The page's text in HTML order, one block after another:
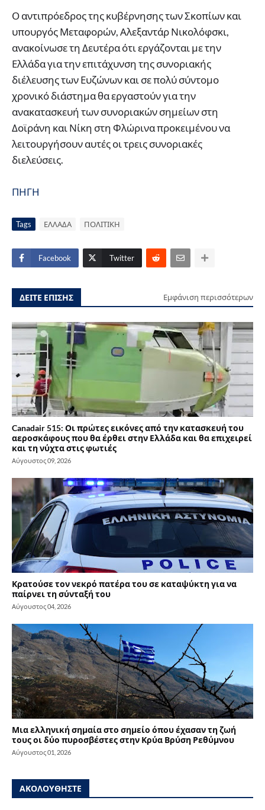
Ο αντιπρόεδρος της κυβέρνησης των Σκοπίων και
υπουργός Μεταφορών, Αλεξαντάρ Νικολόφσκι,
ανακοίνωσε τη Δευτέρα ότι εργάζονται με την
Ελλάδα για την επιτάχυνση της συνοριακής
διέλευσης των Ευζώνων και σε πολύ σύντομο
χρονικό διάστημα θα εργαστούν για την
ανακατασκευή των συνοριακών σημείων στη
Δοϊράνη και Νίκη στη Φλώρινα προκειμένου να
λειτουργήσουν αυτές οι τρεις συνοριακές
διελεύσεις.
ΠΗΓΗ
Tags ΕΛΛΑΔΑ ΠΟΛΙΤΙΚΗ
Facebook Twitter
ΔΕΙΤΕ ΕΠΙΣΗΣ Εμφάνιση περισσότερων
Canadair 515: Οι πρώτες εικόνες από την κατασκευή του
αεροσκάφους που θα έρθει στην Ελλάδα και θα επιχειρεί
και τη νύχτα στις φωτιές
Αύγουστος 09, 2026
Κρατούσε τον νεκρό πατέρα του σε καταψύκτη για να
παίρνει τη σύνταξή του
Αύγουστος 04, 2026
Μια ελληνική σημαία στο σημείο όπου έχασαν τη ζωή
τους οι δύο πυροσβέστες στην Κρύα Βρύση Ρεθύμνου
Αύγουστος 01, 2026
ΑΚΟΛΟΥΘΗΣΤΕ